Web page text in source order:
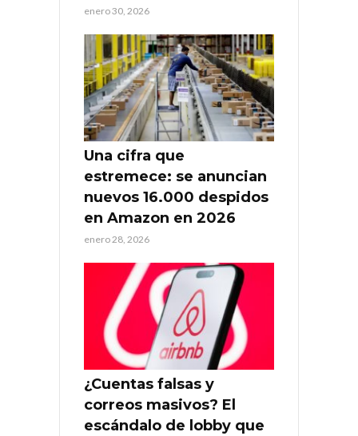
enero 30, 2026
Una cifra que
estremece: se anuncian
nuevos 16.000 despidos
en Amazon en 2026
enero 28, 2026
¿Cuentas falsas y
correos masivos? El
escándalo de lobby que